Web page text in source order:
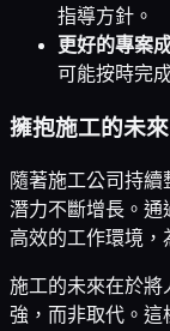
指導方針。
更好的專案
可能按時完
擁抱施工的未來
隨著施工公司持
潛力不斷增長。通
高效的工作環境，
施工的未來在於將
強，而非取代。這